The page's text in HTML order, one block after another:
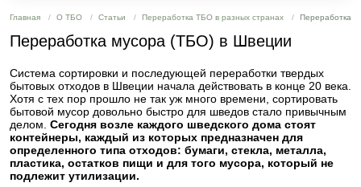
Главная О ТБО Статьи Переработка ТБО в разных странах Переработка
Переработка мусора (ТБО) в Швеции
Система сортировки и последующей переработки твердых
бытовых отходов в Швеции начала действовать в конце 20 века.
Хотя с тех пор прошло не так уж много времени, сортировать
бытовой мусор довольно быстро для шведов стало привычным
делом. Сегодня возле каждого шведского дома стоят
контейнеры, каждый из которых предназначен для
определенного типа отходов: бумаги, стекла, металла,
пластика, остатков пищи и для того мусора, который не
подлежит утилизации.